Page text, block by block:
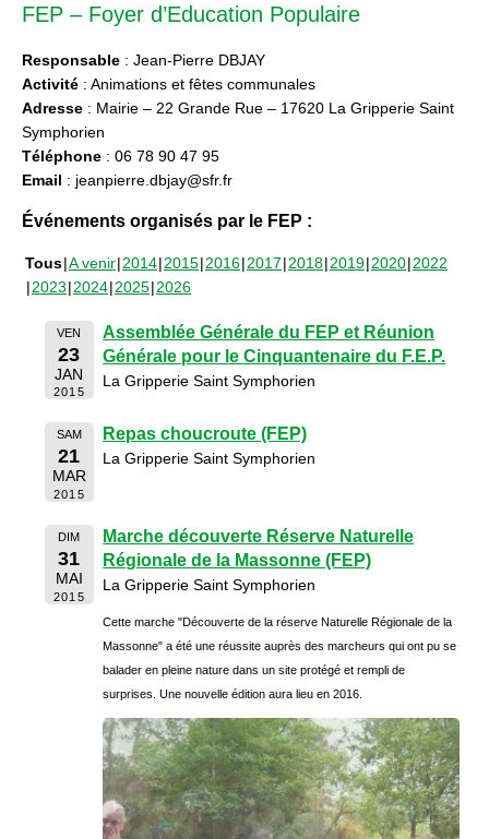
FEP – Foyer d’Education Populaire
Responsable : Jean-Pierre DBJAY
Activité : Animations et fêtes communales
Adresse : Mairie – 22 Grande Rue – 17620 La Gripperie Saint
Symphorien
Téléphone : 06 78 90 47 95
Email : jeanpierre.dbjay@sfr.fr
Événements organisés par le FEP :
Tous A venir 2014 2015 2016 2017 2018 2019 2020 2022
2023 2024 2025 2026
VEN
23
JAN
2015
Assemblée Générale du FEP et Réunion
Générale pour le Cinquantenaire du F.E.P.
La Gripperie Saint Symphorien
SAM
21
MAR
2015
Repas choucroute (FEP)
La Gripperie Saint Symphorien
DIM
31
MAI
2015
Marche découverte Réserve Naturelle
Régionale de la Massonne (FEP)
La Gripperie Saint Symphorien
Cette marche "Découverte de la réserve Naturelle Régionale de la
Massonne" a été une réussite auprès des marcheurs qui ont pu se
balader en pleine nature dans un site protégé et rempli de
surprises. Une nouvelle édition aura lieu en 2016.